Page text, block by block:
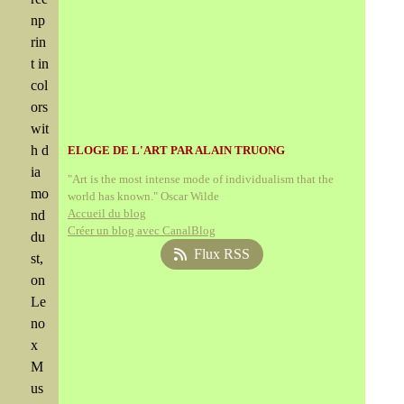
np
rin
t in
col
ors
wit
h d
ia
mo
nd
du
st,
on
Le
no
x
M
us
ELOGE DE L'ART PAR ALAIN TRUONG
"Art is the most intense mode of individualism that the
world has known." Oscar Wilde
Accueil du blog
Créer un blog avec CanalBlog
Flux RSS